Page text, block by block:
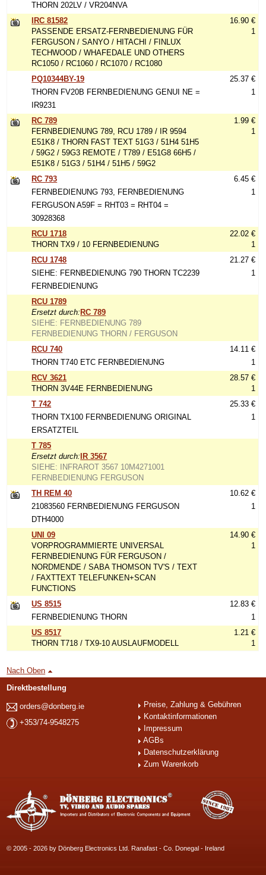
THORN 202LV / VR204NVA
IRC 81582
PASSENDE ERSATZ-FERNBEDIENUNG FÜR
FERGUSON / SANYO / HITACHI / FINLUX
TECHWOOD / WHAFEDALE UND OTHERS
RC1050 / RC1060 / RC1070 / RC1080
16.90 €
1
PQ10344BY-19
THORN FV20B FERNBEDIENUNG GENUI NE =
IR9231
25.37 €
1
RC 789
FERNBEDIENUNG 789, RCU 1789 / IR 9594
E51K8 / THORN FAST TEXT 51G3 / 51H4 51H5
/ 59G2 / 59G3 REMOTE / T789 / E51G8 66H5 /
E51K8 / 51G3 / 51H4 / 51H5 / 59G2
1.99 €
1
RC 793
FERNBEDIENUNG 793, FERNBEDIENUNG
FERGUSON A59F = RHT03 = RHT04 =
30928368
6.45 €
1
RCU 1718
THORN TX9 / 10 FERNBEDIENUNG
22.02 €
1
RCU 1748
SIEHE: FERNBEDIENUNG 790 THORN TC2239
FERNBEDIENUNG
21.27 €
1
RCU 1789
Ersetzt durch: RC 789
SIEHE: FERNBEDIENUNG 789
FERNBEDIENUNG THORN / FERGUSON
RCU 740
THORN T740 ETC FERNBEDIENUNG
14.11 €
1
RCV 3621
THORN 3V44E FERNBEDIENUNG
28.57 €
1
T 742
THORN TX100 FERNBEDIENUNG ORIGINAL
ERSATZTEIL
25.33 €
1
T 785
Ersetzt durch: IR 3567
SIEHE: INFRAROT 3567 10M4271001
FERNBEDIENUNG FERGUSON
TH REM 40
21083560 FERNBEDIENUNG FERGUSON
DTH4000
10.62 €
1
UNI 09
VORPROGRAMMIERTE UNIVERSAL
FERNBEDIENUNG FÜR FERGUSON /
NORDMENDE / SABA THOMSON TV'S / TEXT
/ FAXTTEXT TELEFUNKEN+SCAN
FUNCTIONS
14.90 €
1
US 8515
FERNBEDIENUNG THORN
12.83 €
1
US 8517
THORN T718 / TX9-10 AUSLAUFMODELL
1.21 €
1
Nach Oben
Direktbestellung
orders@donberg.ie
+353/74-9548275
Preise, Zahlung & Gebühren
Kontaktinformationen
Impressum
AGBs
Datenschutzerklärung
Zum Warenkorb
© 2005 - 2026 by Dönberg Electronics Ltd. Ranafast - Co. Donegal - Ireland